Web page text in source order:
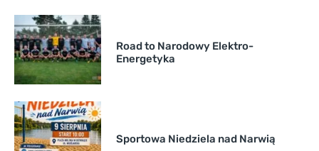
Road to Narodowy Elektro-
Energetyka
Sportowa Niedziela nad Narwią